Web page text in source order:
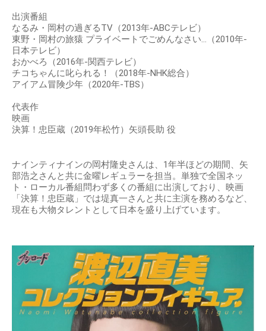
出演番組
なるみ・岡村の過ぎるTV（2013年-ABCテレビ）
東野・岡村の旅猿 プライベートでごめんなさい…（2010年-
日本テレビ）
おかべろ（2016年-関西テレビ）
チコちゃんに叱られる！（2018年-NHK総合）
アイアム冒険少年（2020年-TBS）
代表作
映画
決算！忠臣蔵（2019年松竹）矢頭長助 役
ナインティナインの岡村隆史さんは、1年半ほどの期間、矢
部浩之さんと共に金曜レギュラーを担当。単独で全国ネッ
ト・ローカル番組問わず多くの番組に出演しており、映画
「決算！忠臣蔵」では堤真一さんと共に主演を務めるなど、
現在も大物タレントとして日本を盛り上げています。